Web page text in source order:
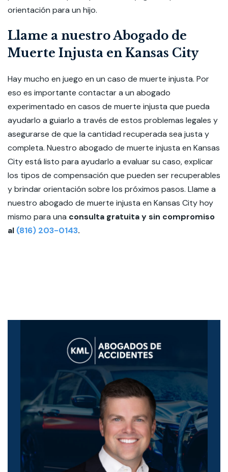
orientación para un hijo.
Llame a nuestro Abogado de
Muerte Injusta en Kansas City
Hay mucho en juego en un caso de muerte injusta. Por
eso es importante contactar a un abogado
experimentado en casos de muerte injusta que pueda
ayudarlo a guiarlo a través de estos problemas legales y
asegurarse de que la cantidad recuperada sea justa y
completa. Nuestro abogado de muerte injusta en Kansas
City está listo para ayudarlo a evaluar su caso, explicar
los tipos de compensación que pueden ser recuperables
y brindar orientación sobre los próximos pasos. Llame a
nuestro abogado de muerte injusta en Kansas City hoy
mismo para una consulta gratuita y sin compromiso
al (816) 203-0143.